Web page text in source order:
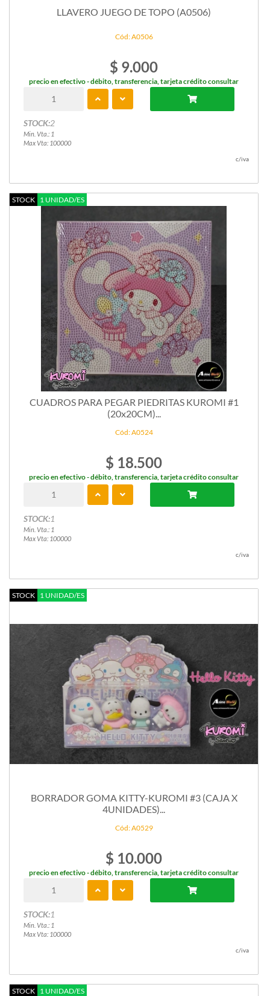
LLAVERO JUEGO DE TOPO (A0506)
Cód: A0506
$ 9.000
precio en efectivo - débito, transferencia, tarjeta crédito consultar
STOCK:2
Min. Vta.: 1
Max Vta: 100000
c/iva
STOCK 1 UNIDAD/ES
CUADROS PARA PEGAR PIEDRITAS KUROMI #1
(20x20CM)...
Cód: A0524
$ 18.500
precio en efectivo - débito, transferencia, tarjeta crédito consultar
STOCK:1
Min. Vta.: 1
Max Vta: 100000
c/iva
STOCK 1 UNIDAD/ES
BORRADOR GOMA KITTY-KUROMI #3 (CAJA X
4UNIDADES)...
Cód: A0529
$ 10.000
precio en efectivo - débito, transferencia, tarjeta crédito consultar
STOCK:1
Min. Vta.: 1
Max Vta: 100000
c/iva
STOCK 1 UNIDAD/ES